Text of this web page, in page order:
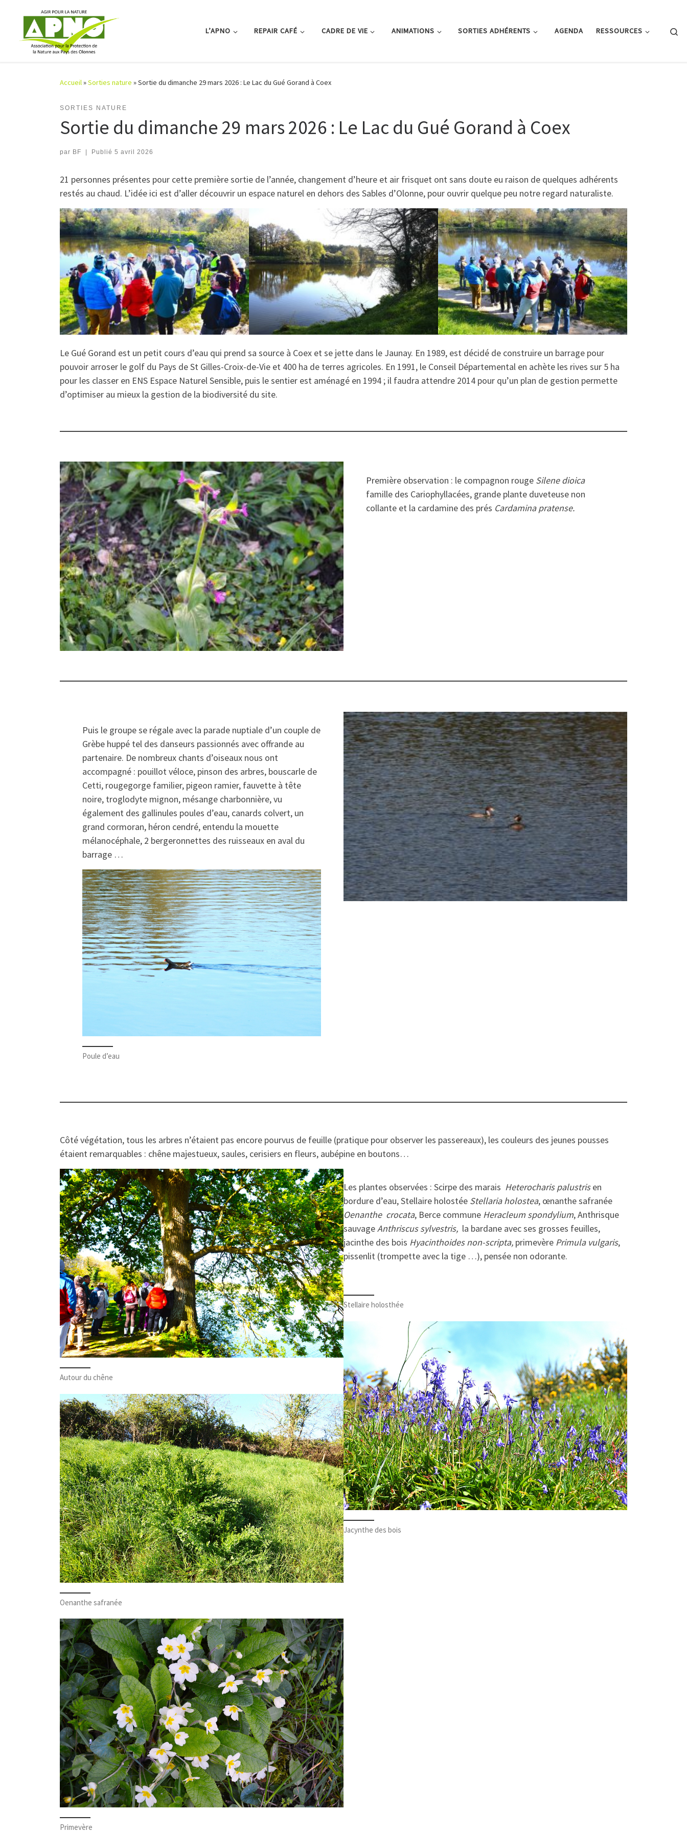
Passer au contenu
L’APNO REPAIR CAFÉ CADRE DE VIE ANIMATIONS SORTIES ADHÉRENTS AGENDA RESSOURCES
Accueil»Sorties nature »Sortie du dimanche 29 mars 2026 : Le Lac du Gué Gorand à Coex
SORTIES NATURE
Sortie du dimanche 29 mars 2026 : Le Lac du Gué Gorand à Coex
par BF Publié 5 avril 2026
21 personnes présentes pour cette première sortie de l’année, changement d’heure et air frisquet ont sans doute eu raison de quelques adhérents
restés au chaud. L’idée ici est d’aller découvrir un espace naturel en dehors des Sables d’Olonne, pour ouvrir quelque peu notre regard naturaliste.
Le Gué Gorand est un petit cours d’eau qui prend sa source à Coex et se jette dans le Jaunay. En 1989, est décidé de construire un barrage pour
pouvoir arroser le golf du Pays de St Gilles-Croix-de-Vie et 400 ha de terres agricoles. En 1991, le Conseil Départemental en achète les rives sur 5 ha
pour les classer en ENS Espace Naturel Sensible, puis le sentier est aménagé en 1994 ; il faudra attendre 2014 pour qu’un plan de gestion permette
d’optimiser au mieux la gestion de la biodiversité du site.
Première observation : le compagnon rouge Silene dioica
famille des Cariophyllacées, grande plante duveteuse non
collante et la cardamine des prés Cardamina pratense.
Puis le groupe se régale avec la parade nuptiale d’un couple de
Grèbe huppé tel des danseurs passionnés avec offrande au
partenaire. De nombreux chants d’oiseaux nous ont
accompagné : pouillot véloce, pinson des arbres, bouscarle de
Cetti, rougegorge familier, pigeon ramier, fauvette à tête
noire, troglodyte mignon, mésange charbonnière, vu
également des gallinules poules d’eau, canards colvert, un
grand cormoran, héron cendré, entendu la mouette
mélanocéphale, 2 bergeronnettes des ruisseaux en aval du
barrage …
Poule d’eau
Côté végétation, tous les arbres n’étaient pas encore pourvus de feuille (pratique pour observer les passereaux), les couleurs des jeunes pousses
étaient remarquables : chêne majestueux, saules, cerisiers en fleurs, aubépine en boutons…
Autour du chêne
Oenanthe safranée
Primevère
Les plantes observées : Scirpe des marais Heterocharis palustrisen
bordure d’eau, Stellaire holostée Stellaria holostea, œnanthe safranée
Oenanthe crocata, Berce commune Heracleum spondylium, Anthrisque
sauvageAnthriscus sylvestris, la bardane avec ses grosses feuilles,
jacinthe des bois Hyacinthoides non-scripta, primevère Primula vulgaris,
pissenlit (trompette avec la tige …), pensée non odorante.
Stellaire holosthée
Jacynthe des bois